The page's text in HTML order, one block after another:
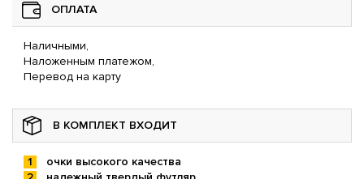
ОПЛАТА
Наличными,
Наложенным платежом,
Перевод на карту
В КОМПЛЕКТ ВХОДИТ
очки высокого качества